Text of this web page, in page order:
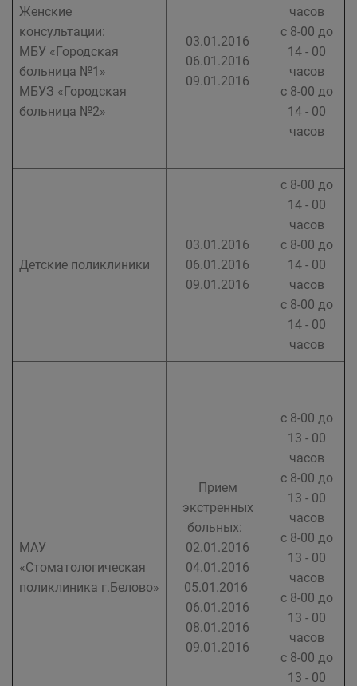
Женские
консультации:
МБУ «Городская
больница №1»
МБУЗ «Городская
больница №2»
03.01.2016
06.01.2016
09.01.2016
часов
с 8-00 до
14 - 00
часов
с 8-00 до
14 - 00
часов
Детские поликлиники
03.01.2016
06.01.2016
09.01.2016
с 8-00 до
14 - 00
часов
с 8-00 до
14 - 00
часов
с 8-00 до
14 - 00
часов
МАУ
«Стоматологическая
поликлиника г.Белово»
Прием
экстренных
больных:
02.01.2016
04.01.2016
05.01.2016
06.01.2016
08.01.2016
09.01.2016
с 8-00 до
13 - 00
часов
с 8-00 до
13 - 00
часов
с 8-00 до
13 - 00
часов
с 8-00 до
13 - 00
часов
с 8-00 до
13 - 00